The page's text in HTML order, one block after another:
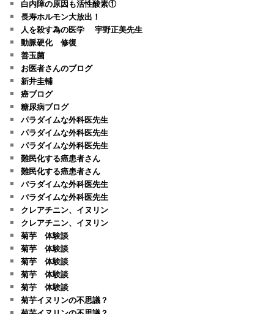
白内障の原因も活性酸素①
長寿ホルモン大放出！
人を殺す為の医学 宇野正美先生
動脈硬化 修復
善玉菌
お医者さんのブログ
新井圭輔
癌ブログ
糖尿病ブログ
パラダイムな外科医先生
パラダイムな外科医先生
パラダイムな外科医先生
難民化する癌患者さん
難民化する癌患者さん
パラダイムな外科医先生
パラダイムな外科医先生
クレアチニン、イヌリン
クレアチニン、イヌリン
菊芋 体験談
菊芋 体験談
菊芋 体験談
菊芋 体験談
菊芋 体験談
菊芋イヌリンの不思議？